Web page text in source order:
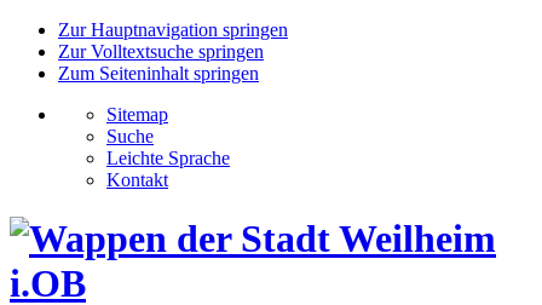
Zur Hauptnavigation springen
Zur Volltextsuche springen
Zum Seiteninhalt springen
Sitemap
Suche
Leichte Sprache
Kontakt